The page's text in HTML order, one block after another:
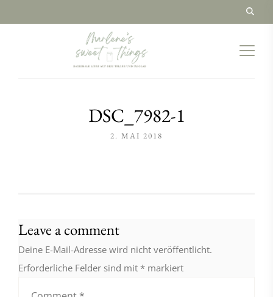
DSC_7982-1
2. MAI 2018
Leave a comment
Deine E-Mail-Adresse wird nicht veröffentlicht.
Erforderliche Felder sind mit * markiert